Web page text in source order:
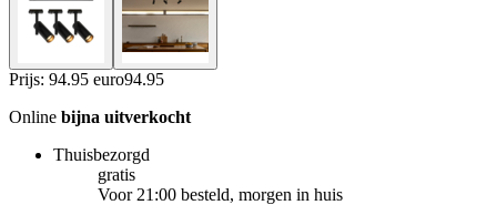
Prijs: 94.95 euro94.95
Online bijna uitverkocht
Thuisbezorgd
gratis
Voor 21:00 besteld, morgen in huis